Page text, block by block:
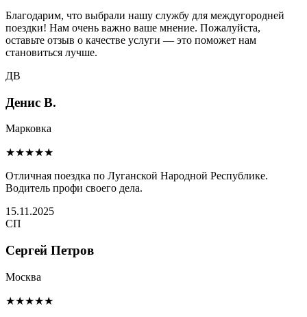
Благодарим, что выбрали нашу службу для междугородней
поездки! Нам очень важно ваше мнение. Пожалуйста,
оставьте отзыв о качестве услуги — это поможет нам
становиться лучше.
ДВ
Денис В.
Марковка
★★★★★
Отличная поездка по Луганской Народной Республике.
Водитель профи своего дела.
15.11.2025
СП
Сергей Петров
Москва
★★★★★